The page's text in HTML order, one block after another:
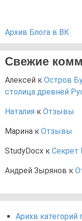
Архив Блога в ВК
Свежие
Алексей к Остров
столица древней
Наталия к Отзывы
Марина к Отзывы
StudyDocx к Секрет
Андрей Зырянов к
Арихв категорий